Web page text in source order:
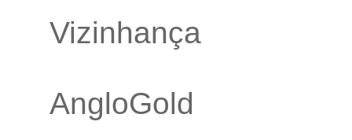
Vizinhança
AngloGold